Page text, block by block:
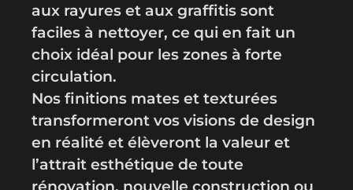
aux rayures et aux graffitis sont
faciles à nettoyer, ce qui en fait un
choix idéal pour les zones à forte
circulation.
Nos finitions mates et texturées
transformeront vos visions de design
en réalité et élèveront la valeur et
l’attrait esthétique de toute
rénovation, nouvelle construction ou